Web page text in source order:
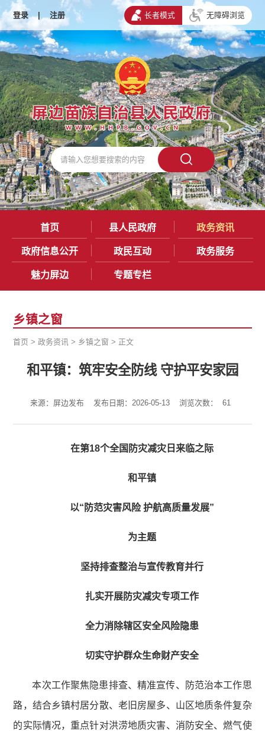
登录 | 注册 长者模式 无障碍浏览
首页 县人民政府 政务资讯
政府信息公开 政民互动 政务服务
魅力屏边 专题专栏
乡镇之窗
首页 >政务资讯 > 乡镇之窗 > 正文
和平镇：筑牢安全防线 守护平安家园
来源：屏边发布 发布日期：2026-05-13 浏览次数： 61
在第18个全国防灾减灾日来临之际
和平镇
以“防范灾害风险 护航高质量发展”
为主题
坚持排查整治与宣传教育并行
扎实开展防灾减灾专项工作
全力消除辖区安全风险隐患
切实守护群众生命财产安全
本次工作聚焦隐患排查、精准宣传、防范治本工作思
路，结合乡镇村居分散、老旧房屋多、山区地质条件复杂
的实际情况，重点针对洪涝地质灾害、消防安全、燃气使